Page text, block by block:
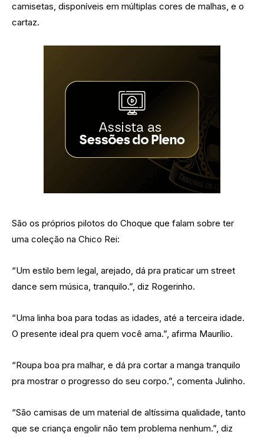
camisetas, disponíveis em múltiplas cores de malhas, e o
cartaz.
São os próprios pilotos do Choque que falam sobre ter
uma coleção na Chico Rei:
“Um estilo bem legal, arejado, dá pra praticar um street
dance sem música, tranquilo.”, diz Rogerinho.
“Uma linha boa para todas as idades, até a terceira idade.
O presente ideal pra quem você ama.”, afirma Maurílio.
“Roupa boa pra malhar, e dá pra cortar a manga tranquilo
pra mostrar o progresso do seu corpo.”, comenta Julinho.
“São camisas de um material de altíssima qualidade, tanto
que se criança engolir não tem problema nenhum.”, diz